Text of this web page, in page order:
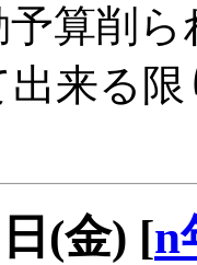
算削
来る
(金) [n